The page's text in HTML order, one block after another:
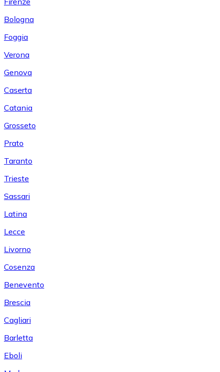
Bologna
Foggia
Verona
Genova
Caserta
Catania
Grosseto
Prato
Taranto
Trieste
Sassari
Latina
Lecce
Livorno
Cosenza
Benevento
Brescia
Cagliari
Barletta
Eboli